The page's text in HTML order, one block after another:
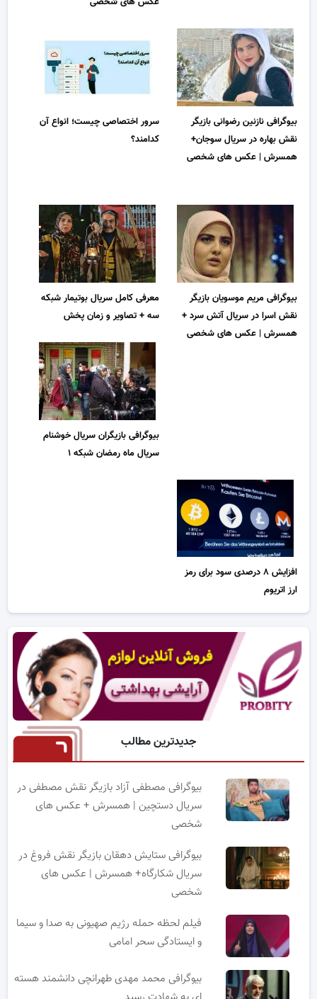
بیوگرافی نازنین رضوانی بازیگر
نقش بهاره در سریال سوجان+
همسرش | عکس های شخصی
سرور اختصاصی چیست؛ انواع آن
کدامند؟
بیوگرافی مریم موسویان بازیگر
نقش اسرا در سریال آتش سرد +
همسرش | عکس های شخصی
معرفی کامل سریال بوتیمار شبکه
سه + تصاویر و زمان پخش
بیوگرافی بازیگران سریال خوشنام
سریال ماه رمضان شبکه ۱
افزایش ۸ درصدی سود برای رمز
ارز اتریوم
جدیدترین مطالب
بیوگرافی مصطفی آزاد بازیگر نقش مصطفی در
سریال دستچین | همسرش + عکس های
شخصی
بیوگرافی ستایش دهقان بازیگر نقش فروغ در
سریال شکارگاه+ همسرش | عکس های
شخصی
فیلم لحظه حمله رژیم صهیونی به صدا و سیما
و ایستادگی سحر امامی
بیوگرافی محمد مهدی طهرانچی دانشمند هسته